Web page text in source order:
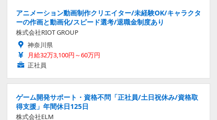
アニメーション動画制作クリエイター/未経験OK/キャラクタ
ーの作画と動画化/スピード選考/退職金制度あり
株式会社RIOT GROUP
神奈川県
月給32万3,100円～60万円
正社員
ゲーム開発サポート・資格不問「正社員/土日祝休み/資格取
得支援」年間休日125日
株式会社ELM